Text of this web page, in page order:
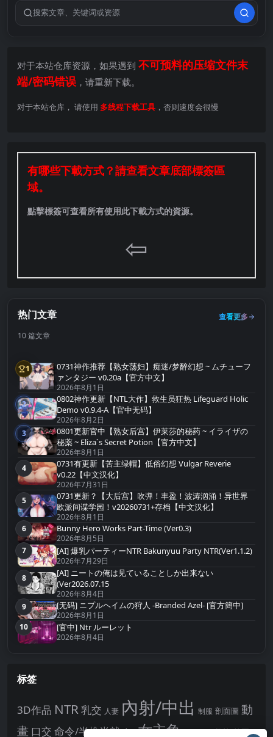
搜索关键词
对于本站仓库资源，如果遇到 不可预料的压缩文件末
端/密码错误 ，请重新下载。
对于本站仓库， 请使用 多线程下载工具 ，否则速度会很慢
有哪些下載方式？請查看文章底部標簽區
域。
點擊標簽可查看所有使用此下載方式的資源。
⇦
热门文章
查看更多
10 篇文章
第1名
1
0731神作推荐【熟女荡妇】痴迷/梦醉幻想 ~ ムチューフ
ァンタジー v0.20a【官方中文】
2026年8月1日
第2名
2
0802神作更新【NTL大作】救生员狂热 Lifeguard Holic
Demo v0.9.4-A【官中无码】
2026年8月2日
第3名
3
0801更新官中【熟女后宫】伊莱莎的秘药 ~ イライザの
秘薬 ~ Eliza`s Secret Potion【官方中文】
2026年8月1日
第4名
4
0731有更新【苦主绿帽】低俗幻想 Vulgar Reverie
v0.22【中文汉化】
2026年7月31日
第5名
5
0731更新？【大后宫】吹弹！丰盈！波涛汹涌！异世界
欧派间谍学园！v20260731+存档【中文汉化】
2026年8月1日
第6名
6 Bunny Hero Works Part-Time (Ver0.3)
2026年8月5日
第7名
7 [AI] 爆乳パーティーNTR Bakunyuu Party NTR(Ver1.1.2)
2026年7月29日
第8名
8
[AI] ニートの俺は见ていることしか出来ない
(Ver2026.07.15
2026年8月4日
第9名
9 [无码] ニプルヘイムの狩人 -Branded Azel- [官方簡中]
2026年8月1日
第10名
10 [官中] Ntr ルーレット
2026年8月4日
标签
3D作品 NTR乳交 人妻 內射/中出 制服 剖面圖 動
畫 口交 命令/半推半就 多P 女主角 姊姊正太 學校/校園